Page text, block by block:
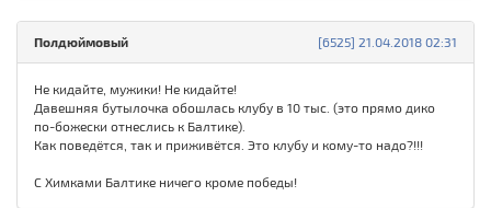
[6525] 21.04.2018 02:31
Полдюймовый
Не кидайте, мужики! Не кидайте!
Давешняя бутылочка обошлась клубу в 10 тыс. (это прямо дико
по-божески отнеслись к Балтике).
Как поведётся, так и приживётся. Это клубу и кому-то надо?!!!
С Химками Балтике ничего кроме победы!